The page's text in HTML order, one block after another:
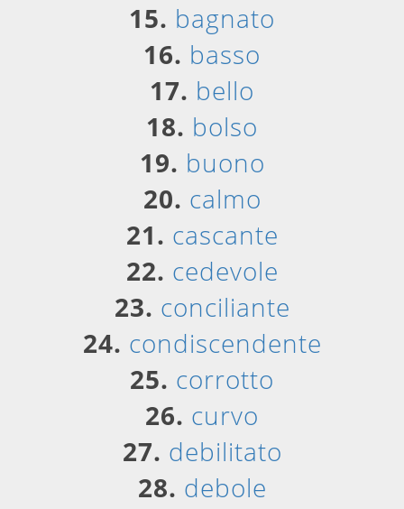
15. bagnato
16. basso
17. bello
18. bolso
19. buono
20. calmo
21. cascante
22. cedevole
23. conciliante
24. condiscendente
25. corrotto
26. curvo
27. debilitato
28. debole